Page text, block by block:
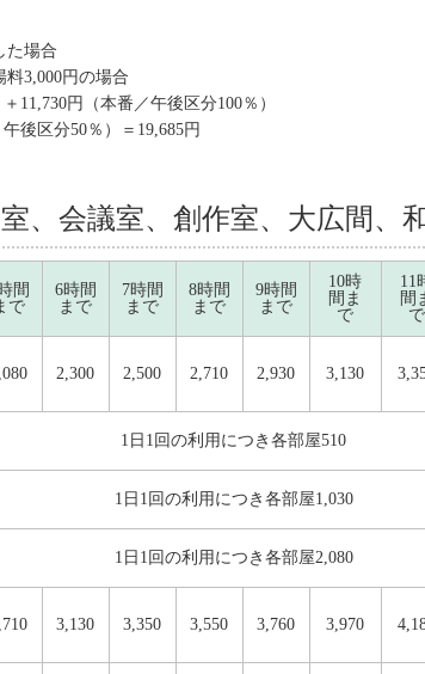
た場合
3,000円の場合
11,730円（本番／午後区分100％）
後区分50％）＝19,685円
、会議室、創作室、大広間、
間
で
6時間
まで
7時間
まで
8時間
まで
9時間
まで
10時
間ま
で
11
間
で
2,300 2,500 2,710 2,930 3,130
1日1回の利用につき各部屋510
1日1回の利用につき各部屋1,030
1日1回の利用につき各部屋2,080
3,130 3,350 3,550 3,760 3,970